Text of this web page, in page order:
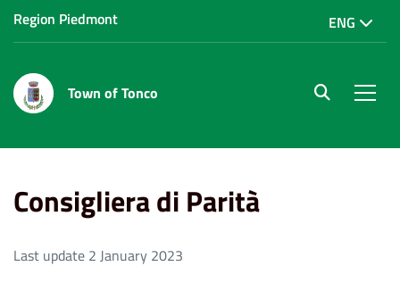
Region Piedmont ENG
Town of Tonco site.searc
Consigliera di Parità
Last update 2 January 2023